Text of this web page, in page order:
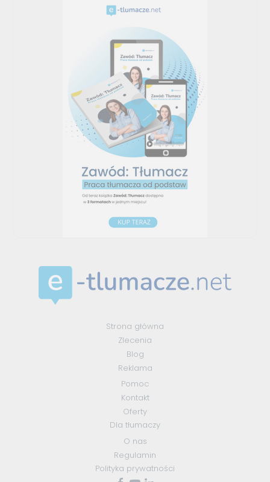
Strona główna
Zlecenia
Blog
Reklama
Pomoc
Kontakt
Oferty
Dla tłumaczy
O nas
Regulamin
Polityka prywatności